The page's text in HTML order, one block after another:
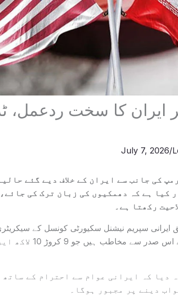
ایران کا سخت ردعمل،
/
July 7, 2026
کی جانب سے ایران کے خلاف دیے گئے
کیا ہے کہ دھمکیوں کی زبان ترک کی
رکھتا ہے۔
سپریم نیشنل سکیورٹی کونسل کے
اپنے بیان میں کہا کہ وہ
دیا کہ ایرانی عوام سے احترام کے ساتھ
دینے پر مجبور ہوگا۔